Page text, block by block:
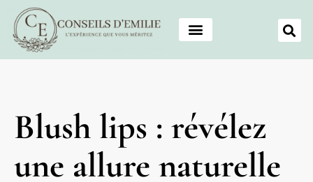
Blush lips : révélez
une allure naturelle